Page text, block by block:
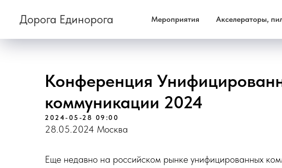
Дорога Единорога Мероприятия Акселераторы,
Конференция
коммуникации 2024
2024-05-28 09:00
28.05.2024 Москва
Еще недавно на российском рынке унифицированных